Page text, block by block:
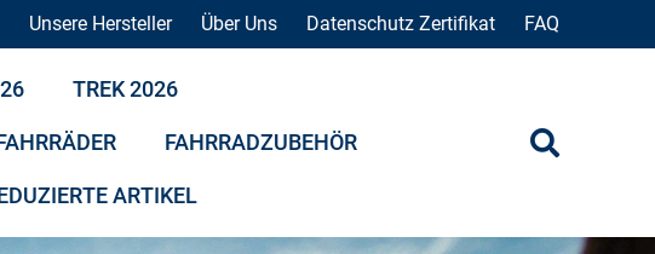
Unsere Hersteller Über Uns Datenschutz Zertifikat FAQ
TREK 2026
FAHRRADZUBEHÖR
ARTIKEL